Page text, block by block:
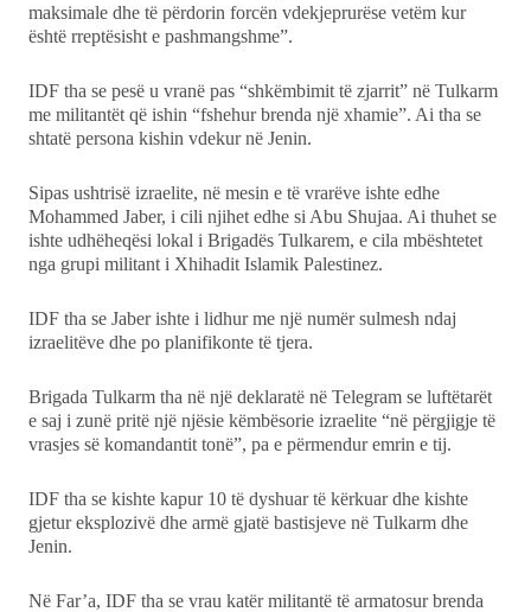
maksimale dhe të përdorin forcën vdekjeprurëse vetëm kur
është rreptësisht e pashmangshme”.
IDF tha se pesë u vranë pas “shkëmbimit të zjarrit” në Tulkarm
me militantët që ishin “fshehur brenda një xhamie”. Ai tha se
shtatë persona kishin vdekur në Jenin.
Sipas ushtrisë izraelite, në mesin e të vrarëve ishte edhe
Mohammed Jaber, i cili njihet edhe si Abu Shujaa. Ai thuhet se
ishte udhëheqësi lokal i Brigadës Tulkarem, e cila mbështetet
nga grupi militant i Xhihadit Islamik Palestinez.
IDF tha se Jaber ishte i lidhur me një numër sulmesh ndaj
izraelitëve dhe po planifikonte të tjera.
Brigada Tulkarm tha në një deklaratë në Telegram se luftëtarët
e saj i zunë pritë një njësie këmbësorie izraelite “në përgjigje të
vrasjes së komandantit tonë”, pa e përmendur emrin e tij.
IDF tha se kishte kapur 10 të dyshuar të kërkuar dhe kishte
gjetur eksplozivë dhe armë gjatë bastisjeve në Tulkarm dhe
Jenin.
Në Far’a, IDF tha se vrau katër militantë të armatosur brenda